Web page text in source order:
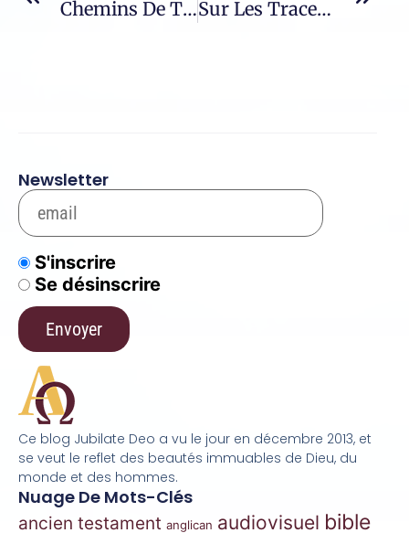
Chemins De Traverse – 22 / Michel Thion Sur Les Traces De Saint François – 19
Ce blog Jubilate Deo a vu le jour en décembre 2013, et
se veut le reflet des beautés immuables de Dieu, du
monde et des hommes.
Nuage De Mots-Clés
ancien testament anglican audiovisuel bible
Newsletter
S'inscrire
Se désinscrire